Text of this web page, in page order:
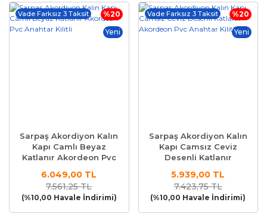
%20
Yeni
Vade Farksız 3 Taksit
Sarpaş Akordiyon Kalın
Kapı Camlı Beyaz
Katlanır Akordeon Pvc
6.049,00 TL
7.561,25 TL
(%10,00 Havale İndirimi)
%20
Yeni
Vade Farksız 3 Taksit
Sarpaş Akordiyon Kalın
Kapı Camsız Ceviz
Desenli Katlanır
Kilitli
5.939,00 TL
7.423,75 TL
(%10,00 Havale İndirimi)